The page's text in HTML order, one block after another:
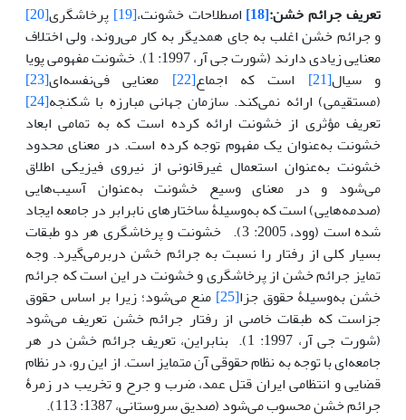
تعریف جرائم خشن:
[18] اصطلاحات خشونت،[19] پرخاشگری[20]
و جرائم خشن اغلب به جای همدیگر به کار می‌روند، ولی اختلاف
معنایی زیادی دارند (شورت جی آر، 1997: 1). خشونت مفهومی پویا
و سیال[21] است که اجماع[22] معنایی فی‌نفسه‌ای[23]
(مستقیمی) ارائه نمی‌کند. سازمان جهانی مبارزه با شکنجه[24]
تعریف مؤثری از خشونت ارائه کرده است که به تمامی ابعاد
خشونت به‌عنوان یک مفهوم توجه کرده است. در معنای محدود
خشونت به‌عنوان استعمال غیرقانونی از نیروی فیزیکی اطلاق
می‌شود و در معنای وسیع خشونت به‌عنوان آسیب‌هایی
(صدمه‌هایی) است که به‌وسیلۀ ساختارهای نابرابر در جامعه ‌ایجاد
شده است (وود، 2005: 3). خشونت و پرخاشگری هر دو طبقات
بسیار کلی از رفتار را نسبت به جرائم خشن دربرمی‌گیرد. وجه
تمایز جرائم خشن از پرخاشگری و خشونت در ‌این است که جرائم
خشن به‌وسیلۀ حقوق جزا[25]
منع می‌شود؛ زیرا بر اساس حقوق
جزاست که طبقات خاصی از رفتار جرائم خشن تعریف می‌شود
(شورت جی آر، 1997: 1). بنابراین، تعریف جرائم خشن در هر
جامعه‌ای با توجه به نظام حقوقی آن‌ متمایز است. از ‌این رو، در نظام
قضایی و انتظامی ‌ایران قتل عمد، ضرب و جرح و تخریب در زمرۀ
جرائم خشن محسوب می‌شود (صدیق سروستانی، 1387: 113).